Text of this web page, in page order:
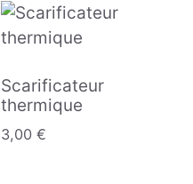
Scarificateur
thermique
3,00 €